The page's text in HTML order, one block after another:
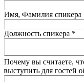
Имя, Фамилия спикера
Должность спикера *
Почему вы считаете,
выступить для гостей